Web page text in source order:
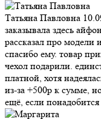
Татьяна Павловна
заказывала здесь
рассказал про модели
спасибо ему. товар
чехол подарили.
платной, хотя
из-за +500р к сумме,
ещё, если понадобится